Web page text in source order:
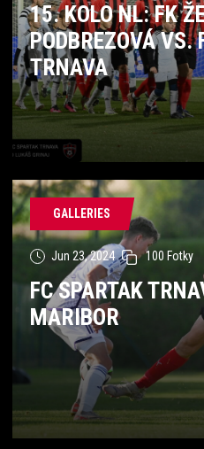
15. KOLO NL: FK
PODBREZOVÁ VS.
TRNAVA
GALLERIES
Jun 23, 2024 100 Fotky
FC SPARTAK
MARIBOR